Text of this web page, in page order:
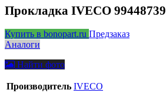
Прокладка IVECO 99448739
Купить в bonopart.ru Предзаказ
Аналоги
Найти фото
Производитель IVECO